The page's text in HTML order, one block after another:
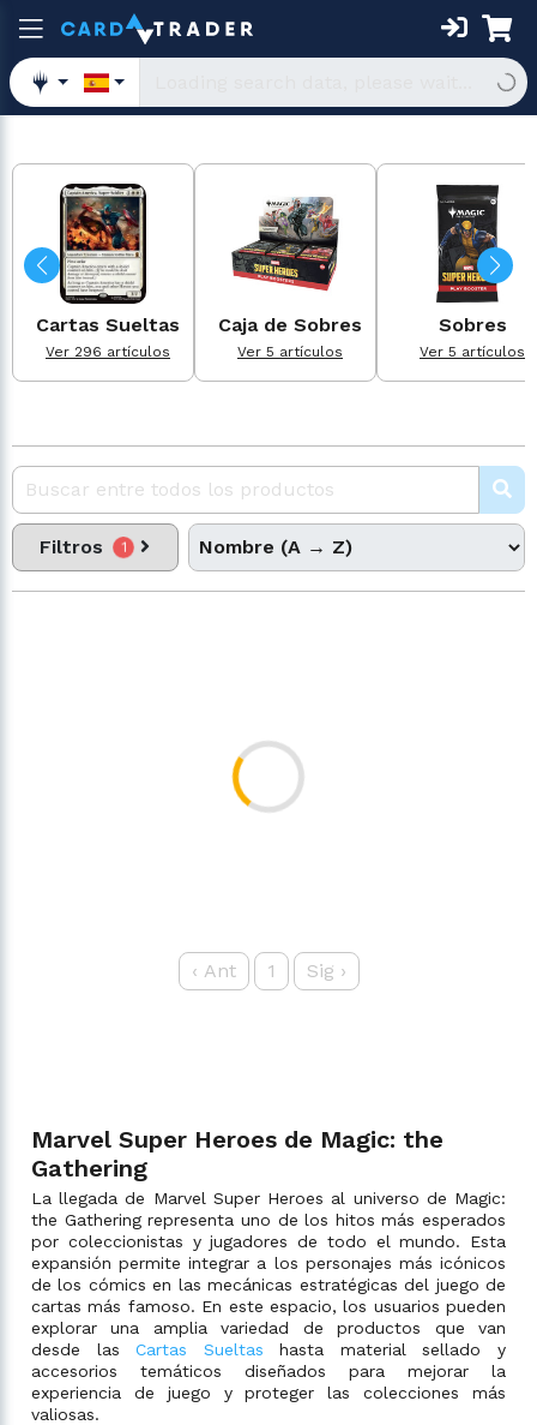
Cartas Sueltas
Ver 296 artículos
Caja de Sobres
Ver 5 artículos
Sobres
Ver 5 artículos
Filtros 1
‹ Ant 1 Sig ›
Marvel Super Heroes de Magic: the
Gathering
La llegada de Marvel Super Heroes al universo de Magic:
the Gathering representa uno de los hitos más esperados
por coleccionistas y jugadores de todo el mundo. Esta
expansión permite integrar a los personajes más icónicos
de los cómics en las mecánicas estratégicas del juego de
cartas más famoso. En este espacio, los usuarios pueden
explorar una amplia variedad de productos que van
desde lasCartas Sueltas hasta material sellado y
accesorios temáticos diseñados para mejorar la
experiencia de juego y proteger las colecciones más
valiosas.